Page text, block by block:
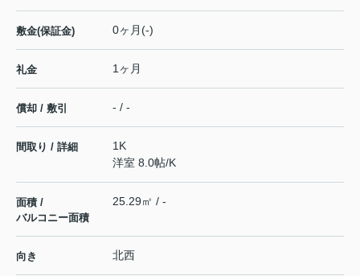
敷金(保証金) 0ヶ月(-)
礼金 1ヶ月
償却 / 敷引 - / -
間取り / 詳細
1K
洋室 8.0帖/K
面積 /
バルコニー面積
25.29㎡ / -
向き 北西